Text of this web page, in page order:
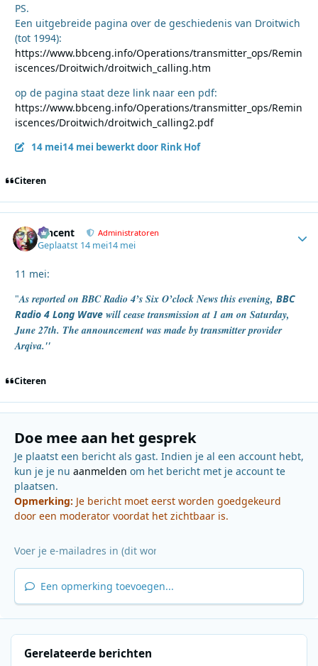
PS.
Een uitgebreide pagina over de geschiedenis van Droitwich
(tot 1994):
https://www.bbceng.info/Operations/transmitter_ops/Remin
iscences/Droitwich/droitwich_calling.htm
op de pagina staat deze link naar een pdf:
https://www.bbceng.info/Operations/transmitter_ops/Remin
iscences/Droitwich/droitwich_calling2.pdf
14 mei14 mei bewerkt door Rink Hof
Citeren
Vincent Administratoren
Geplaatst 14 mei14 mei
11 mei:
"As reported on BBC Radio 4’s Six O’clock News this evening, BBC
Radio 4 Long Wave will cease transmission at 1 am on Saturday,
June 27th. The announcement was made by transmitter provider
Arqiva.''
Citeren
Doe mee aan het gesprek
Je plaatst een bericht als gast. Indien je al een account hebt,
kun je je nu aanmelden om het bericht met je account te
plaatsen.
Opmerking: Je bericht moet eerst worden goedgekeurd
door een moderator voordat het zichtbaar is.
Een opmerking toevoegen...
Gerelateerde berichten